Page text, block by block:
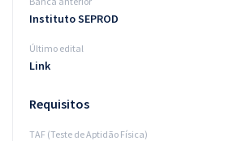
Instituto SEPROD
Último edital
Link
Requisitos
TAF (Teste de Aptidão Física)